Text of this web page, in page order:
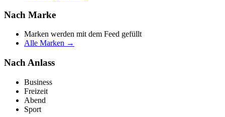
Nach Marke
Marken werden mit dem Feed gefüllt
Alle Marken →
Nach Anlass
Business
Freizeit
Abend
Sport